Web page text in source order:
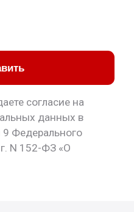
согласие на
данных в
9 Федерального
N 152-ФЗ «О